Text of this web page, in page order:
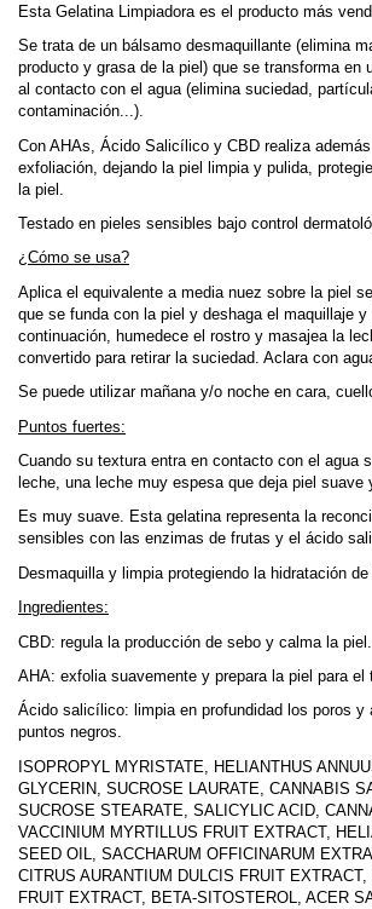
Esta Gelatina Limpiadora es el producto más
Se trata de un bálsamo desmaquillante (elimina
producto y grasa de la piel) que se transforma en
al contacto con el agua (elimina suciedad,
contaminación...).
Con AHAs, Ácido Salicílico y CBD realiza
exfoliación, dejando la piel limpia y pulida,
la piel.
Testado en pieles sensibles bajo control
¿Cómo se usa?
Aplica el equivalente a media nuez sobre la piel
que se funda con la piel y deshaga el maquillaje y
continuación, humedece el rostro y masajea la
convertido para retirar la suciedad. Aclara con
Se puede utilizar mañana y/o noche en cara,
Puntos fuertes:
Cuando su textura entra en contacto con el agua
leche, una leche muy espesa que deja piel suave
Es muy suave. Esta gelatina representa la
sensibles con las enzimas de frutas y el ácido
Desmaquilla y limpia protegiendo la hidratación de
Ingredientes:
CBD: regula la producción de sebo y calma la piel.
AHA: exfolia suavemente y prepara la piel para el
Ácido salicílico: limpia en profundidad los poros y
puntos negros.
ISOPROPYL MYRISTATE, HELIANTHUS
GLYCERIN, SUCROSE LAURATE, CANNABIS
SUCROSE STEARATE, SALICYLIC ACID,
VACCINIUM MYRTILLUS FRUIT EXTRACT,
SEED OIL, SACCHARUM OFFICINARUM
CITRUS AURANTIUM DULCIS FRUIT
FRUIT EXTRACT, BETA-SITOSTEROL, ACER